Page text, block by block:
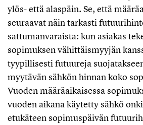
ylös- että alaspäin. Se, että
seuraavat näin tarkasti
sattumanvaraista: kun asiakas
sopimuksen vähittäismyyjän
tyypillisesti futuureja
myytävän sähkön hinnan koko
Vuoden määräaikaisessa
vuoden aikana käytetty sähkö
etukäteen sopimuspäivän